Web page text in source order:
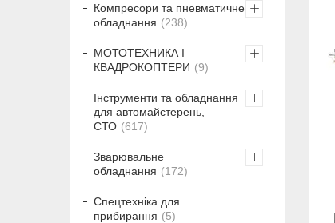
Компресори та пневматичне
обладнання
238
МОТОТЕХНИКА І
КВАДРОКОПТЕРИ
9
Інструменти та обладнання
для автомайстерень,
СТО
617
Зварювальне
обладнання
172
Спецтехніка для
прибирання
5